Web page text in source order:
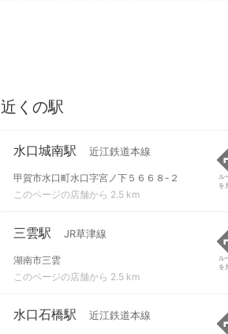
近くの駅
水口城南駅 近江鉄道本線
甲賀市水口町水口字宮ノ下５６６８-２
このページの店舗から 2.5 km
ル
を
三雲駅 JR草津線
湖南市三雲
このページの店舗から 2.5 km
ル
を
水口石橋駅 近江鉄道本線